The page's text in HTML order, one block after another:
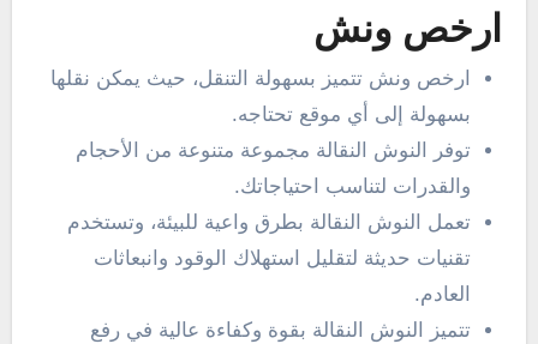
ارخص ونش
ارخص ونش تتميز بسهولة التنقل، حيث يمكن نقلها
بسهولة إلى أي موقع تحتاجه.
توفر النوش النقالة مجموعة متنوعة من الأحجام
والقدرات لتناسب احتياجاتك.
تعمل النوش النقالة بطرق واعية للبيئة، وتستخدم
تقنيات حديثة لتقليل استهلاك الوقود وانبعاثات
العادم.
تتميز النوش النقالة بقوة وكفاءة عالية في رفع